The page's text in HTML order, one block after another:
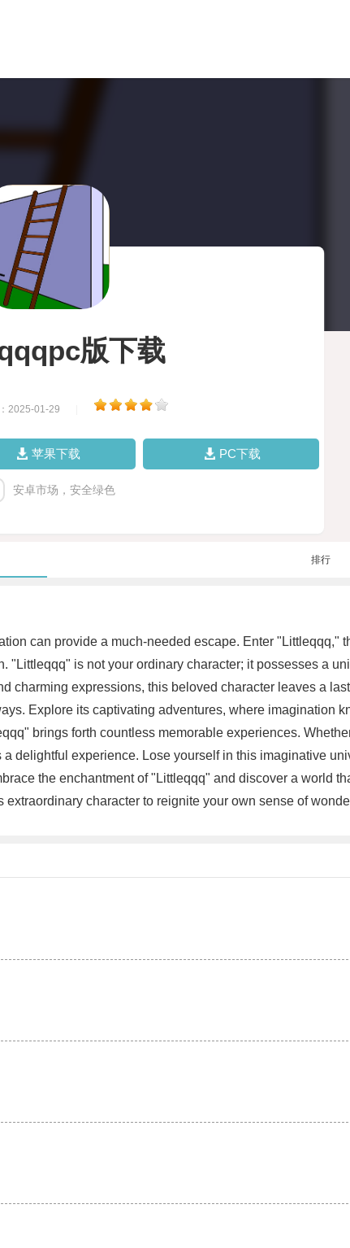
版下载
2025-01-29
苹果下载 PC下载
安卓市场，安全绿色
排行
can provide a much-needed escape. Enter "Littleqqq,"
is not your ordinary character; it possesses a
charming expressions, this beloved character leaves a
Explore its captivating adventures, where imagination
brings forth countless memorable experiences.
delightful experience. Lose yourself in this imaginative
the enchantment of "Littleqqq" and discover a world
character to reignite your own sense of